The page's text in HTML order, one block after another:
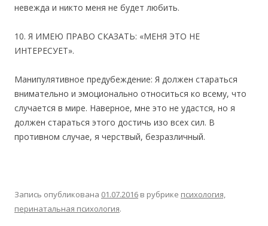
невежда и никто меня не будет любить.
10. Я ИМЕЮ ПРАВО СКАЗАТЬ: «МЕНЯ ЭТО НЕ
ИНТЕРЕСУЕТ».
Манипулятивное предубеждение: Я должен стараться
внимательно и эмоционально относиться ко всему, что
случается в мире. Наверное, мне это не удастся, но я
должен стараться этого достичь изо всех сил. В
противном случае, я черствый, безразличный.
Запись опубликована 01.07.2016 в рубрике психология,
перинатальная психология.